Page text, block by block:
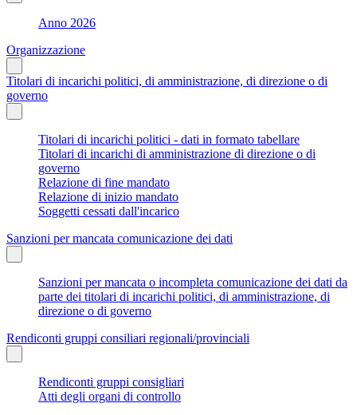
Anno 2026
Organizzazione
Titolari di incarichi politici, di amministrazione, di direzione o di
governo
Titolari di incarichi politici - dati in formato tabellare
Titolari di incarichi di amministrazione di direzione o di
governo
Relazione di fine mandato
Relazione di inizio mandato
Soggetti cessati dall'incarico
Sanzioni per mancata comunicazione dei dati
Sanzioni per mancata o incompleta comunicazione dei dati da
parte dei titolari di incarichi politici, di amministrazione, di
direzione o di governo
Rendiconti gruppi consiliari regionali/provinciali
Rendiconti gruppi consigliari
Atti degli organi di controllo